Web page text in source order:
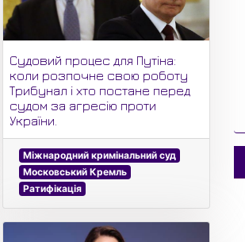
Судовий процес для Путіна:
коли розпочне свою роботу
Трибунал і хто постане перед
судом за агресію проти
України.
Міжнародний кримінальний суд
Московський Кремль
Ратифікація